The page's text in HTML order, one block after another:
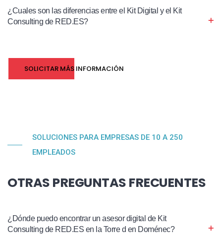
¿Cuales son las diferencias entre el Kit Digital y el Kit
Consulting de RED.ES?
SOLICITAR MÁS INFORMACIÓN
SOLUCIONES PARA EMPRESAS DE 10 A 250
EMPLEADOS
OTRAS PREGUNTAS FRECUENTES
¿Dónde puedo encontrar un asesor digital de Kit
Consulting de RED.ES en la Torre d en Doménec?